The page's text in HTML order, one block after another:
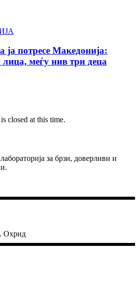
ја потресе Македонија:
меѓу нив три деца
closed at this time.
за брзи, доверливи и
Охрид